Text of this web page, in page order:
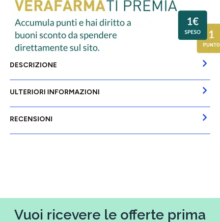
DESCRIZIONE
ULTERIORI INFORMAZIONI
RECENSIONI
Vuoi ricevere le offerte prima